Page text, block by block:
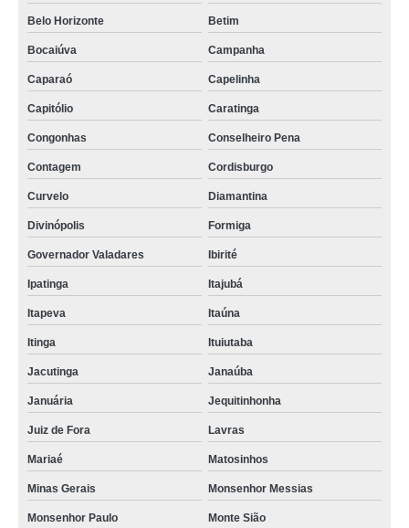
Belo Horizonte Betim
Bocaiúva Campanha
Caparaó Capelinha
Capitólio Caratinga
Congonhas Conselheiro Pena
Contagem Cordisburgo
Curvelo Diamantina
Divinópolis Formiga
Governador Valadares Ibirité
Ipatinga Itajubá
Itapeva Itaúna
Itinga Ituiutaba
Jacutinga Janaúba
Januária Jequitinhonha
Juiz de Fora Lavras
Mariaé Matosinhos
Minas Gerais Monsenhor Messias
Monsenhor Paulo Monte Sião